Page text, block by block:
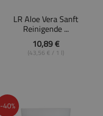
LR Aloe Vera Sanft
Reinigende ...
10,89 €
(43,56 € / 1 l)
-40%